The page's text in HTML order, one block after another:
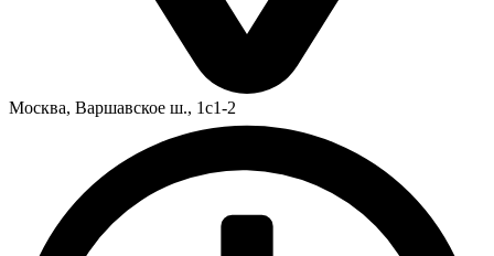
Москва, Варшавское ш., 1с1-2